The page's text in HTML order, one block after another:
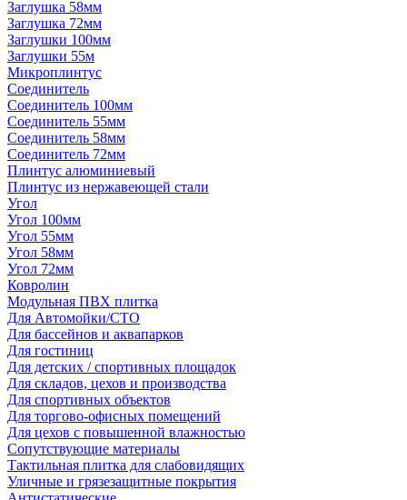
Заглушка 58мм
Заглушка 72мм
Заглушки 100мм
Заглушки 55м
Микроплинтус
Соединитель
Соединитель 100мм
Соединитель 55мм
Соединитель 58мм
Соединитель 72мм
Плинтус алюминиевый
Плинтус из нержавеющей стали
Угол
Угол 100мм
Угол 55мм
Угол 58мм
Угол 72мм
Ковролин
Модульная ПВХ плитка
Для Автомойки/СТО
Для бассейнов и аквапарков
Для гостиниц
Для детских / спортивных площадок
Для складов, цехов и производства
Для спортивных объектов
Для торгово-офисных помещений
Для цехов с повышенной влажностью
Сопутствующие материалы
Тактильная плитка для слабовидящих
Уличные и грязезащитные покрытия